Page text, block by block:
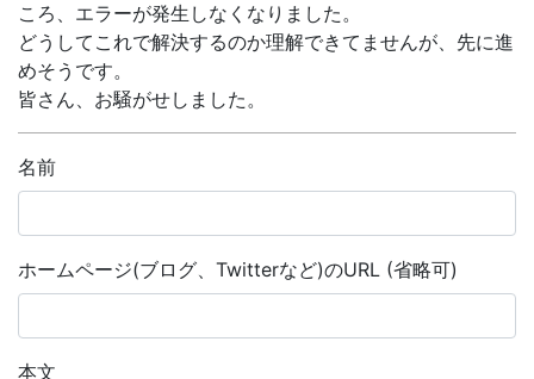
ころ、エラーが発生しなくなりました。
どうしてこれで解決するのか理解できてませんが、先に進
めそうです。
皆さん、お騒がせしました。
名前
ホームページ(ブログ、Twitterなど)のURL (省略可)
本文